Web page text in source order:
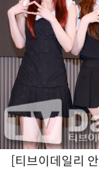
[티브이데일리